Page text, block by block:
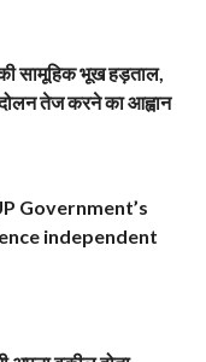
सामूहिक भूख हड़ताल,
तेज करने का आह्वान
Government’s
independent